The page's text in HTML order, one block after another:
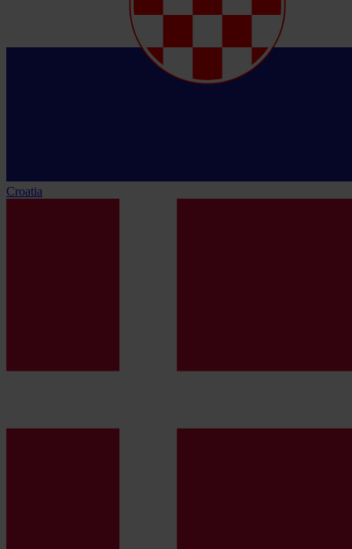
Croatia